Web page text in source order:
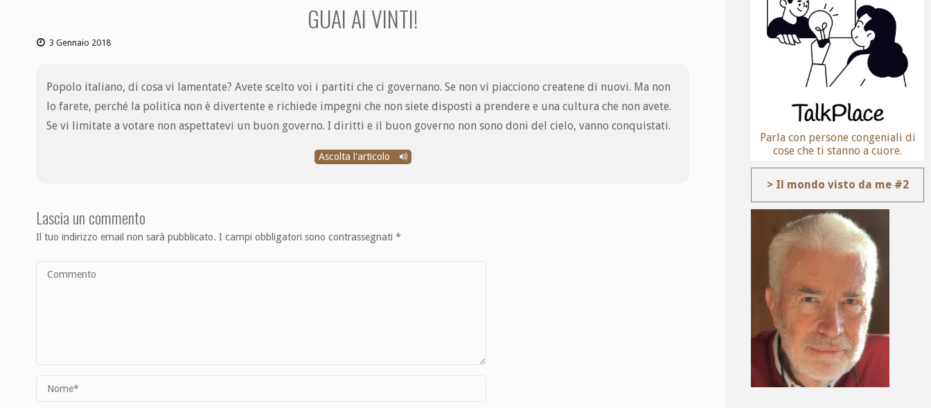
GUAI AI VINTI!
3 Gennaio 2018
Popolo italiano, di cosa vi lamentate? Avete scelto voi i partiti che ci governano. Se non vi piacciono createne di nuovi. Ma non
lo farete, perché la politica non è divertente e richiede impegni che non siete disposti a prendere e una cultura che non avete.
Se vi limitate a votare non aspettatevi un buon governo. I diritti e il buon governo non sono doni del cielo, vanno conquistati.
Ascolta l'articolo
Lascia un commento
Il tuo indirizzo email non sarà pubblicato. I campi obbligatori sono contrassegnati*
Parla con persone congeniali di
cose che ti stanno a cuore.
> Il mondo visto da me #2